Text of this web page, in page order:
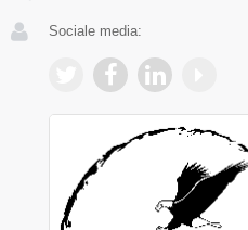
Sociale media: